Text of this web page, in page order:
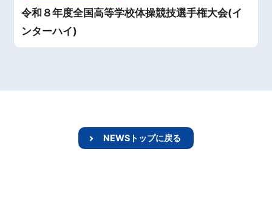
令和８年度全国高等学校体操競技選手権大会(イ
ンターハイ)
NEWSトップに戻る